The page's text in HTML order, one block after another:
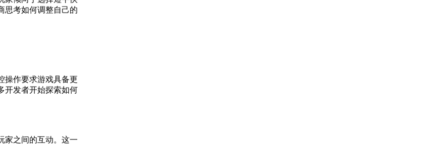
思考如何调整自己的
操作要求游戏具备更
开发者开始探索如何
家之间的互动。这一